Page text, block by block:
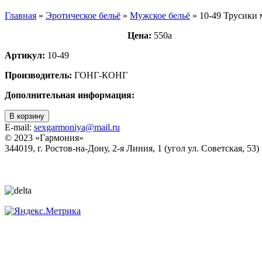
Главная » Эротическое бельё » Мужское бельё » 10-49 Трусики
Цена: 550a
Артикул: 10-49
Производитель: ГОНГ-КОНГ
Дополнительная информация:
В корзину
E-mail: sexgarmoniya@mail.ru
© 2023 «Гармония»
344019, г. Ростов-на-Дону, 2-я Линия, 1 (угол ул. Советская, 53)